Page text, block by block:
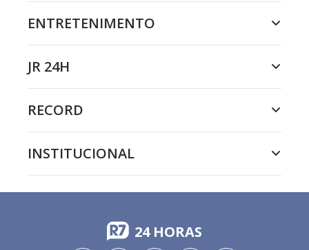
ENTRETENIMENTO
JR 24H
RECORD
INSTITUCIONAL
24 HORAS